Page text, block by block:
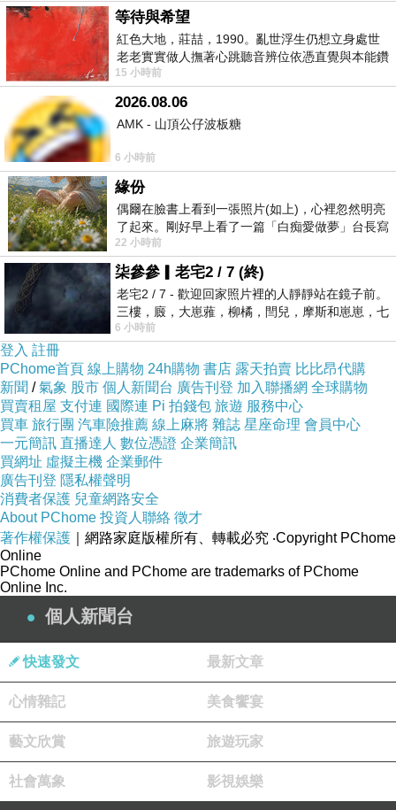
mahapn260515a2
◆ 最浪漫！ ◆ 一邊畫畫一邊喇迪賽！
======================================
◆ Painting & Talk about~ Most romantic ◆
======================================
上一篇：◆ 麻花辮的心靈地圖~ 剪 & 減！ ◆
下一篇：◆ 麻花辮的心靈地圖~ 信任的愛！ ◆
木鱉果我們種過啊！
全家沒有喜歡
那味道還真不討喜說
版主回應
等待與希望
紅色大地，莊喆，1990。亂世浮生仍想立身處世
老老實實做人撫著心跳聽音辨位依憑直覺與本能鑽
向裂隙的亮處探索另一個心聲另一個共鳴的
15 小時前
2026.08.06
AMK - 山頂公仔波板糖
6 小時前
緣份
偶爾在臉書上看到一張照片(如上)，心裡忽然明亮
了起來。剛好早上看了一篇「白痴愛做夢」台長寫
的貼文，在回顧年輕時瘋狂愛上
22 小時前
柒參參▎老宅2 / 7 (終)
老宅2 / 7 - 歡迎回家照片裡的人靜靜站在鏡子前。
三樓，廄，大崽蕥，柳橘，閆兒，摩斯和崽崽，七
個人整整齊齊地站在鏡框之外，如同
6 小時前
登入 註冊
PChome首頁 線上購物 24h購物 書店 露天拍賣 比比昂代購
新聞 /氣象 股市 個人新聞台 廣告刊登 加入聯播網 全球購物
買賣租屋 支付連 國際連 Pi 拍錢包 旅遊 服務中心
買車 旅行團 汽車險推薦 線上麻將 雜誌 星座命理 會員中心
一元簡訊 直播達人 數位憑證 企業簡訊
買網址 虛擬主機 企業郵件
廣告刊登 隱私權聲明
消費者保護 兒童網路安全
About PChome 投資人聯絡 徵才
著作權保護 ｜網路家庭版權所有、轉載必究 ‧Copyright PChome
Online
PChome Online and PChome are trademarks of PChome
Online Inc.
個人新聞台
快速發文 最新文章
心情雜記 美食饗宴
藝文欣賞 旅遊玩家
社會萬象 影視娛樂